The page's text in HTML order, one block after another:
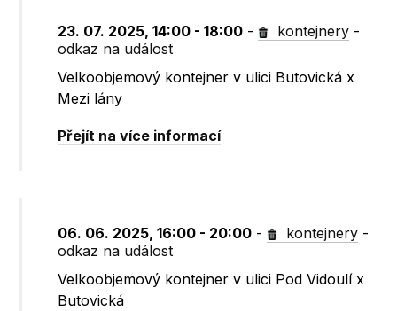
23. 07. 2025, 14:00 - 18:00 - kontejnery -
odkaz na událost
Velkoobjemový kontejner v ulici Butovická x
Mezi lány
Přejít na více informací
06. 06. 2025, 16:00 - 20:00 - kontejnery -
odkaz na událost
Velkoobjemový kontejner v ulici Pod Vidoulí x
Butovická